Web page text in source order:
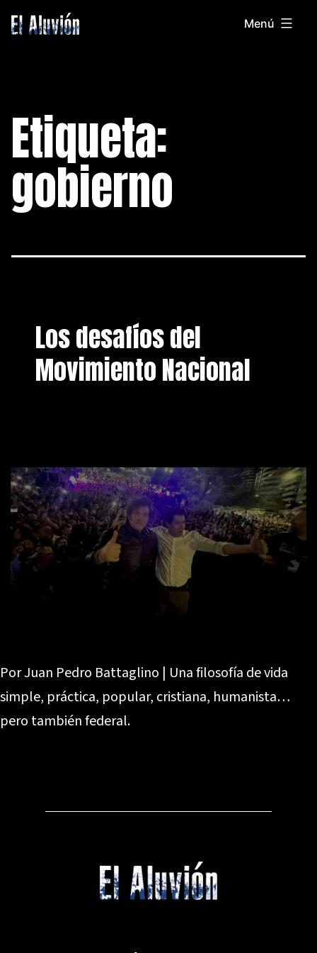
Saltar
El
Menú
Etiqueta:
gobierno
Los desafíos del
Movimiento Nacional
Por Juan Pedro Battaglino | Una filosofía de vida
simple, práctica, popular, cristiana, humanista…
pero también federal.